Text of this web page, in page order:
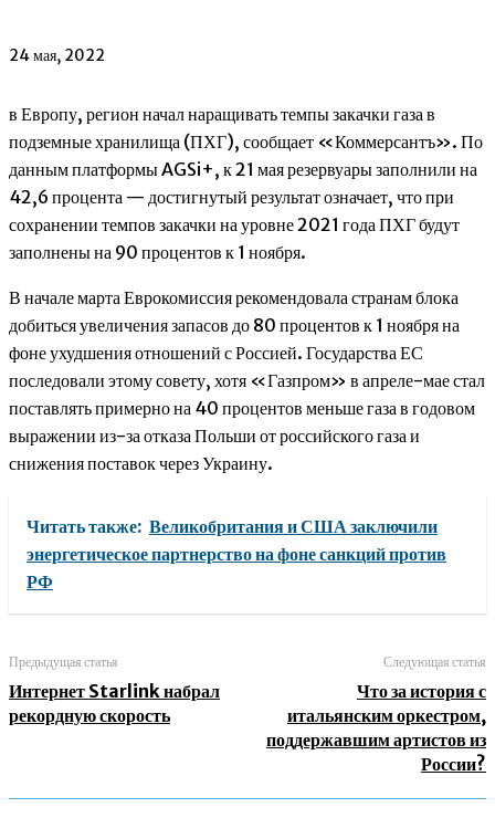
24 мая, 2022
в Европу, регион начал наращивать темпы закачки газа в
подземные хранилища (ПХГ), сообщает «Коммерсантъ». По
данным платформы AGSi+, к 21 мая резервуары заполнили на
42,6 процента — достигнутый результат означает, что при
сохранении темпов закачки на уровне 2021 года ПХГ будут
заполнены на 90 процентов к 1 ноября.
В начале марта Еврокомиссия рекомендовала странам блока
добиться увеличения запасов до 80 процентов к 1 ноября на
фоне ухудшения отношений с Россией. Государства ЕС
последовали этому совету, хотя «Газпром» в апреле-мае стал
поставлять примерно на 40 процентов меньше газа в годовом
выражении из-за отказа Польши от российского газа и
снижения поставок через Украину.
Читать также: Великобритания и США заключили
энергетическое партнерство на фоне санкций против
РФ
Предыдущая статья
Интернет Starlink набрал
рекордную скорость
Следующая статья
Что за история с
итальянским оркестром,
поддержавшим артистов из
России?